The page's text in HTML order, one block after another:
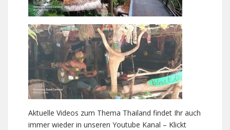
Aktuelle Videos zum Thema Thailand findet Ihr auch
immer wieder in unseren Youtube Kanal – Klickt